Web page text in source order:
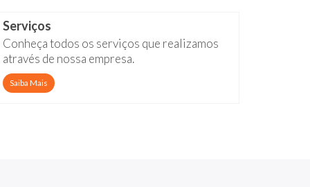
Serviços
Conheça todos os serviços que realizamos
através de nossa empresa.
Saiba Mais